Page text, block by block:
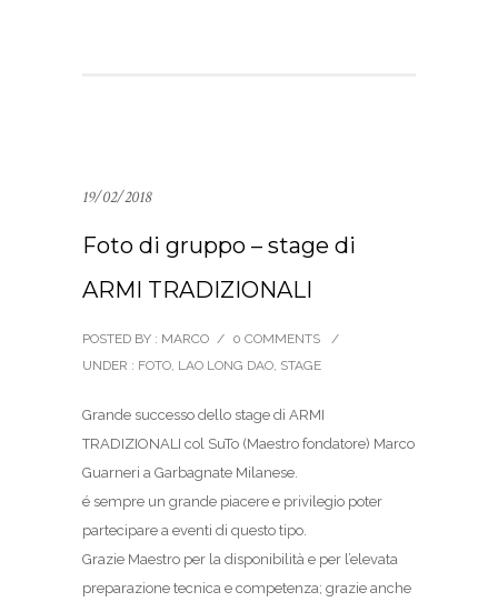
19/02/2018
Foto di gruppo – stage di
ARMI TRADIZIONALI
POSTED BY : MARCO / 0 COMMENTS
/
UNDER : FOTO, LAO LONG DAO, STAGE
Grande successo dello stage di ARMI
TRADIZIONALI col SuTo (Maestro fondatore) Marco
Guarneri a Garbagnate Milanese.
é sempre un grande piacere e privilegio poter
partecipare a eventi di questo tipo.
Grazie Maestro per la disponibilità e per l’elevata
preparazione tecnica e competenza; grazie anche